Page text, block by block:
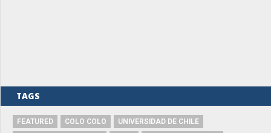
TAGS
FEATURED COLO COLO
UNIVERSIDAD DE CHILE